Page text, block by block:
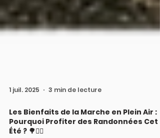
1 juil. 2025 3 min de lecture